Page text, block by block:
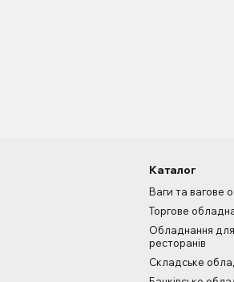
Каталог
Ваги та вагове
Торгове
Обладнання
ресторанів
Складське